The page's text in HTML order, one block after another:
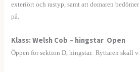
exteriört och rastyp, samt att domaren
på.
Klass: Welsh Cob – hingstar Open
Öppen för sektion D, hingstar. Ryttaren skall